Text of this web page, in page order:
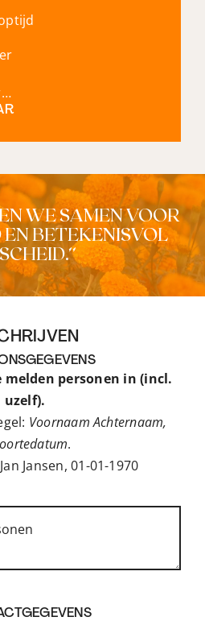
WE SAMEN VOOR
EN BETEKENISVOL
personen in (incl.
uzelf).
Voornaam Achternaam,
.
Jansen, 01-01-1970